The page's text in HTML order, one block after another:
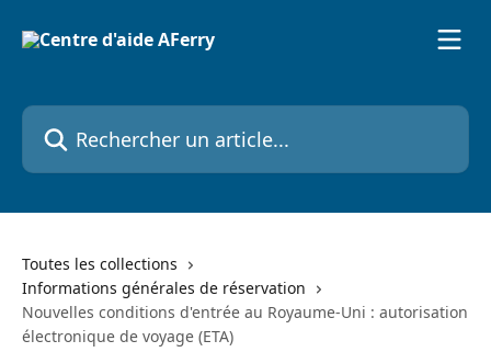
Rechercher un article...
Toutes les collections
Informations générales de réservation
Nouvelles conditions d'entrée au Royaume-Uni : autorisation
électronique de voyage (ETA)